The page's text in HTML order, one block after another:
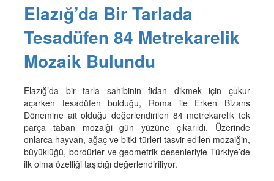
Elazığ’da Bir Tarlada
Tesadüfen 84 Metrekarelik
Mozaik Bulundu
Elazığ’da bir tarla sahibinin fidan dikmek için çukur
açarken tesadüfen bulduğu, Roma ile Erken Bizans
Dönemine ait olduğu değerlendirilen 84 metrekarelik tek
parça taban mozaiği gün yüzüne çıkarıldı. Üzerinde
onlarca hayvan, ağaç ve bitki türleri tasvir edilen mozaiğin,
büyüklüğü, bordürler ve geometrik desenleriyle Türkiye’de
ilk olma özelliği taşıdığı değerlendiriliyor.